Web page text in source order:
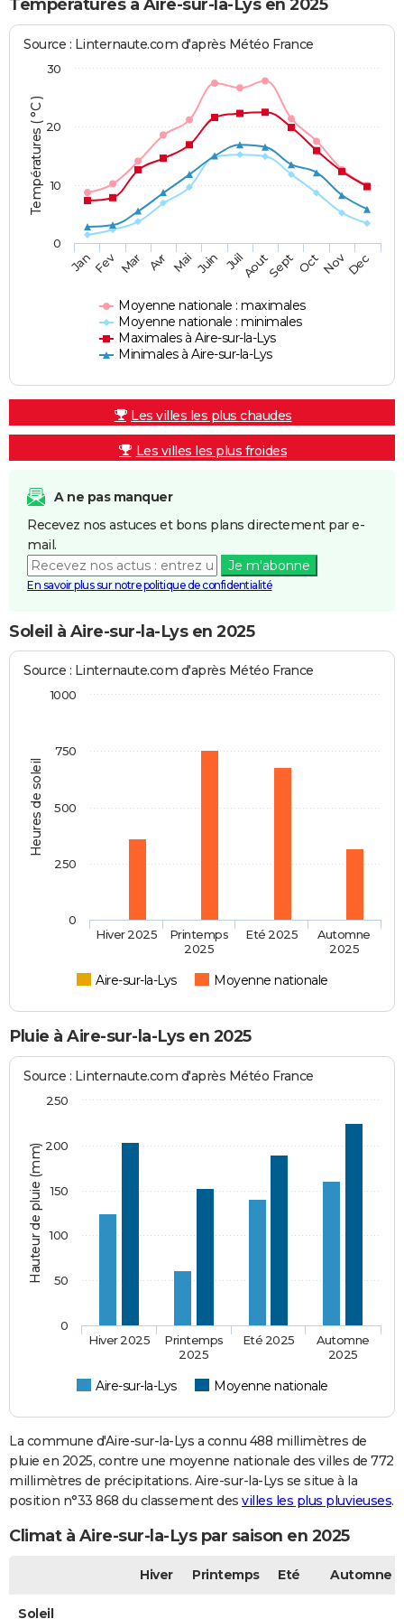
Températures à Aire-sur-la-Lys en 2025
Températures ( °C )
Source : Linternaute.com d'après Météo France
Moyenne nationale : maximales
Moyenne nationale : minimales
Maximales à Aire-sur-la-Lys
Minimales à Aire-sur-la-Lys
JanFev Mar Avr Mai Juin JuilAoutSept OctNovDec
0
10
20
30
Les villes les plus chaudes
Les villes les plus froides
A ne pas manquer
Recevez nos astuces et bons plans directement par e-
mail.
Je m'abonne
En savoir plus sur notre politique de confidentialité
Soleil à Aire-sur-la-Lys en 2025
Heures de soleil
Source : Linternaute.com d'après Météo France
Aire-sur-la-Lys Moyenne nationale
Hiver 2025
Printemps
2025
Eté 2025
Automne
2025
0
250
500
750
1000
Pluie à Aire-sur-la-Lys en 2025
Hauteur de pluie (mm)
Source : Linternaute.com d'après Météo France
Aire-sur-la-Lys Moyenne nationale
Hiver 2025
Printemps
2025
Eté 2025
Automne
2025
0
50
100
150
200
250
La commune d'Aire-sur-la-Lys a connu 488 millimètres de
pluie en 2025, contre une moyenne nationale des villes de 772
millimètres de précipitations. Aire-sur-la-Lys se situe à la
position n°33 868 du classement des villes les plus pluvieuses.
Climat à Aire-sur-la-Lys par saison en 2025
Hiver Printemps Eté Automne
Soleil